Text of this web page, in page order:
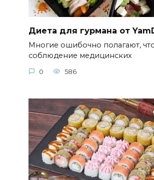
Диета для гурмана от
Многие ошибочно полагают,
соблюдение медицинских
0 586